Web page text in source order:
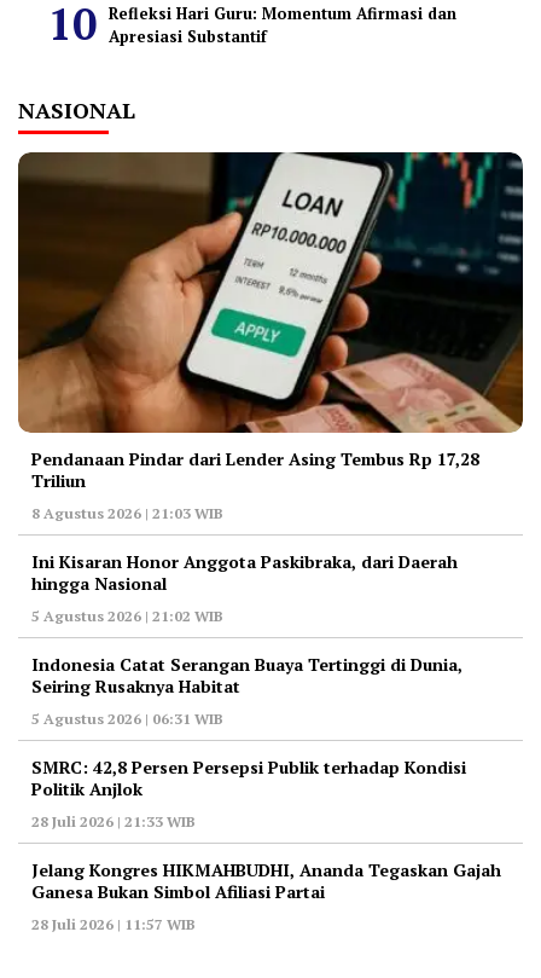
Refleksi Hari Guru: Momentum Afirmasi dan
Apresiasi Substantif
NASIONAL
Pendanaan Pindar dari Lender Asing Tembus Rp 17,28
Triliun
8 Agustus 2026 | 21:03 WIB
Ini Kisaran Honor Anggota Paskibraka, dari Daerah
hingga Nasional
5 Agustus 2026 | 21:02 WIB
Indonesia Catat Serangan Buaya Tertinggi di Dunia,
Seiring Rusaknya Habitat
5 Agustus 2026 | 06:31 WIB
‎SMRC: 42,8 Persen Persepsi Publik terhadap Kondisi
Politik Anjlok
28 Juli 2026 | 21:33 WIB
‎Jelang Kongres HIKMAHBUDHI, Ananda Tegaskan Gajah
Ganesa Bukan Simbol Afiliasi Partai
28 Juli 2026 | 11:57 WIB